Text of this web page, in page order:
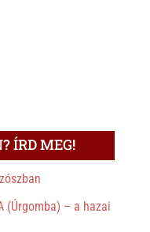
ÍRD MEG!
(Úrgomba) – a hazai